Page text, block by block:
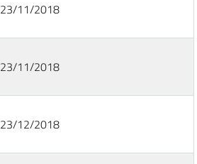
23/11/2018
23/11/2018
23/12/2018